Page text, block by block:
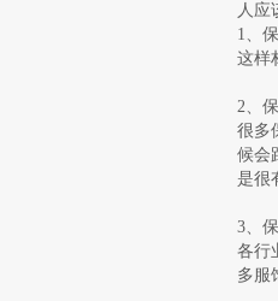
人应
1、
这样
2、
很多
候会
是很
3、
各行
多服